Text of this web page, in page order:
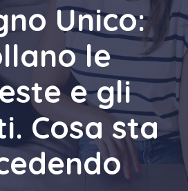
Unico:
le
e gli
Cosa sta